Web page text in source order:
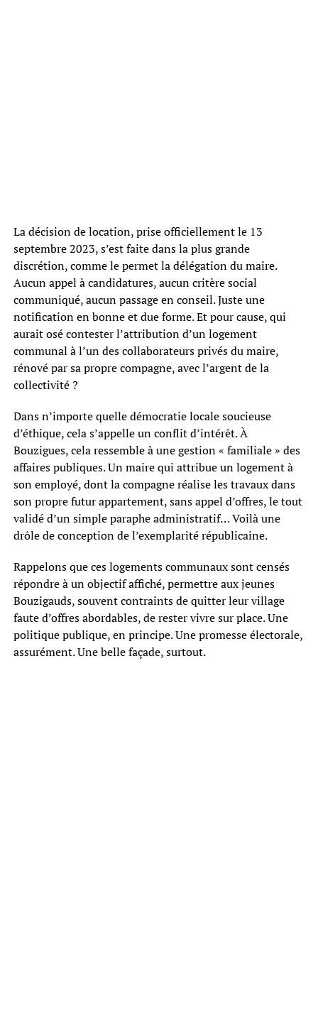
La décision de location, prise officiellement le 13
septembre 2023, s’est faite dans la plus grande
discrétion, comme le permet la délégation du maire.
Aucun appel à candidatures, aucun critère social
communiqué, aucun passage en conseil. Juste une
notification en bonne et due forme. Et pour cause, qui
aurait osé contester l’attribution d’un logement
communal à l’un des collaborateurs privés du maire,
rénové par sa propre compagne, avec l’argent de la
collectivité ?
Dans n’importe quelle démocratie locale soucieuse
d’éthique, cela s’appelle un conflit d’intérêt. À
Bouzigues, cela ressemble à une gestion « familiale » des
affaires publiques. Un maire qui attribue un logement à
son employé, dont la compagne réalise les travaux dans
son propre futur appartement, sans appel d’offres, le tout
validé d’un simple paraphe administratif… Voilà une
drôle de conception de l’exemplarité républicaine.
Rappelons que ces logements communaux sont censés
répondre à un objectif affiché, permettre aux jeunes
Bouzigauds, souvent contraints de quitter leur village
faute d’offres abordables, de rester vivre sur place. Une
politique publique, en principe. Une promesse électorale,
assurément. Une belle façade, surtout.